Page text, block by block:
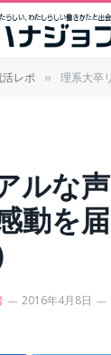
活レポ » 理系大卒リアルな声
ルな
動を
2016年4月8日